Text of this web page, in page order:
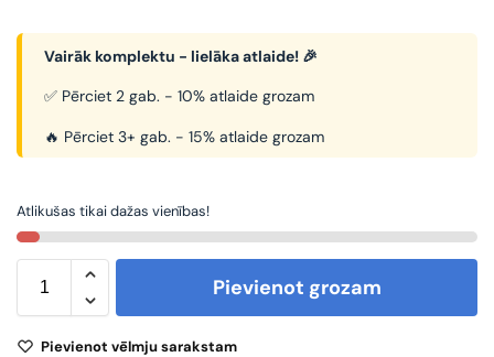
Vairāk komplektu - lielāka atlaide! 🎉
✅ Pērciet 2 gab. - 10% atlaide grozam
🔥 Pērciet 3+ gab. - 15% atlaide grozam
Atlikušas tikai dažas vienības!
Pievienot grozam
Pievienot vēlmju sarakstam